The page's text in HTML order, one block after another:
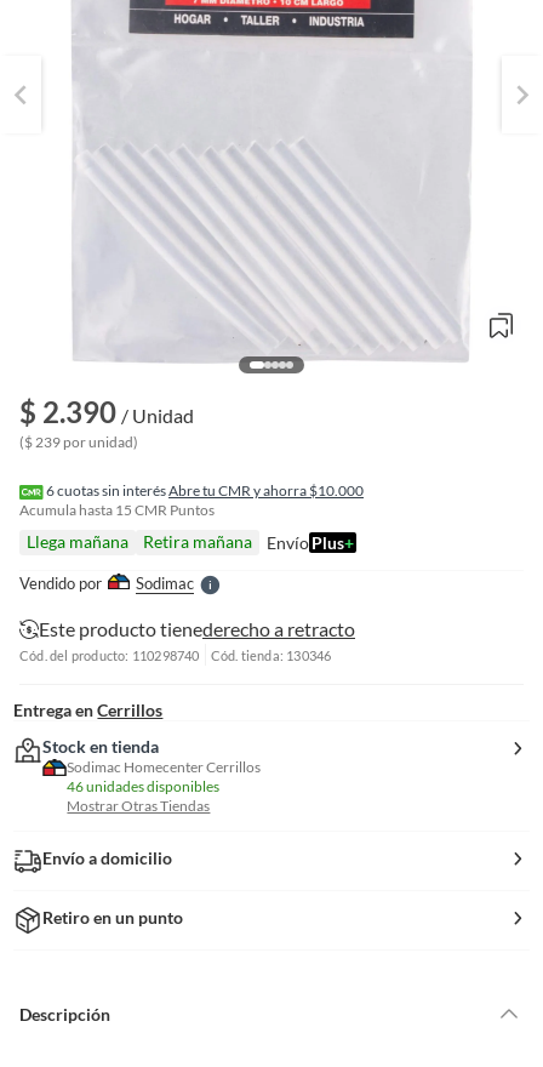
$ 2.390 / Unidad
($ 239 por unidad)
6cuotas sin interésAbre tu CMR y ahorra $10.000
Acumula hasta 15 CMR Puntos
Llega mañana Retira mañana EnvíoPlus+
Vendido por SodimacS
l
e
r
Este producto tienederecho a retracto
Cód. del producto: 110298740 Cód. tienda: 130346
Entrega en Cerrillos
Stock en tienda
Sodimac Homecenter Cerrillos
46 unidades disponibles
Mostrar Otras Tiendas
Envío a domicilio
Retiro en un punto
Descripción